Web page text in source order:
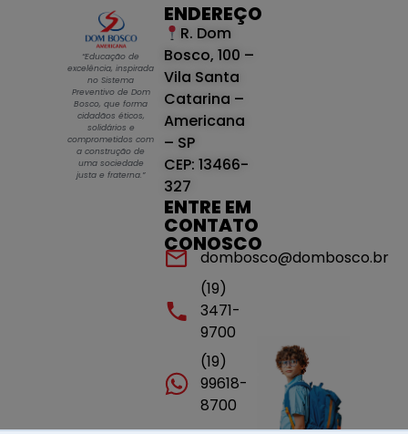
“Educação de
excelência, inspirada
no Sistema
Preventivo de Dom
Bosco, que forma
cidadãos éticos,
solidários e
comprometidos com
a construção de
uma sociedade
justa e fraterna.”
ENDEREÇO
R. Dom
Bosco, 100 –
Vila Santa
Catarina –
Americana
– SP
CEP: 13466-
327
ENTRE EM
CONTATO
CONOSCO
dombosco@dombosco.br
(19)
3471-
9700
(19)
99618-
8700